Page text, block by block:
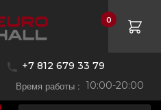
+7 812 679 33 79
Время работы : 10:00-20:00
0